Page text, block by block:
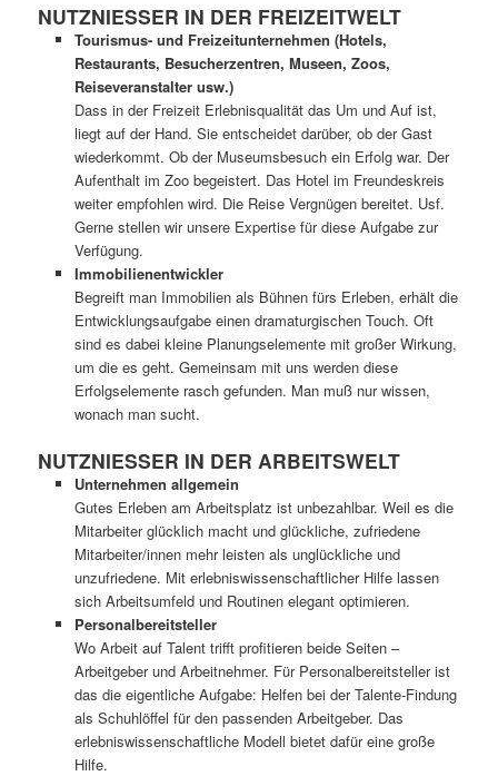
NUTZNIESSER IN DER FREIZEITWELT
Tourismus- und Freizeitunternehmen (Hotels,
Restaurants, Besucherzentren, Museen, Zoos,
Reiseveranstalter usw.)
Dass in der Freizeit Erlebnisqualität das Um und Auf ist,
liegt auf der Hand. Sie entscheidet darüber, ob der Gast
wiederkommt. Ob der Museumsbesuch ein Erfolg war. Der
Aufenthalt im Zoo begeistert. Das Hotel im Freundeskreis
weiter empfohlen wird. Die Reise Vergnügen bereitet. Usf.
Gerne stellen wir unsere Expertise für diese Aufgabe zur
Verfügung.
Immobilienentwickler
Begreift man Immobilien als Bühnen fürs Erleben, erhält die
Entwicklungsaufgabe einen dramaturgischen Touch. Oft
sind es dabei kleine Planungselemente mit großer Wirkung,
um die es geht. Gemeinsam mit uns werden diese
Erfolgselemente rasch gefunden. Man muß nur wissen,
wonach man sucht.
NUTZNIESSER IN DER ARBEITSWELT
Unternehmen allgemein
Gutes Erleben am Arbeitsplatz ist unbezahlbar. Weil es die
Mitarbeiter glücklich macht und glückliche, zufriedene
Mitarbeiter/innen mehr leisten als unglückliche und
unzufriedene. Mit erlebniswissenschaftlicher Hilfe lassen
sich Arbeitsumfeld und Routinen elegant optimieren.
Personalbereitsteller
Wo Arbeit auf Talent trifft profitieren beide Seiten –
Arbeitgeber und Arbeitnehmer. Für Personalbereitsteller ist
das die eigentliche Aufgabe: Helfen bei der Talente-Findung
als Schuhlöffel für den passenden Arbeitgeber. Das
erlebniswissenschaftliche Modell bietet dafür eine große
Hilfe.